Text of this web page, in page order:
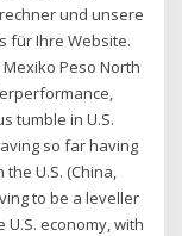
und unsere
für Ihre Website.
Mexiko Peso North
tumble in U.S.
so far having
U.S. (China,
to be a leveller
economy, with